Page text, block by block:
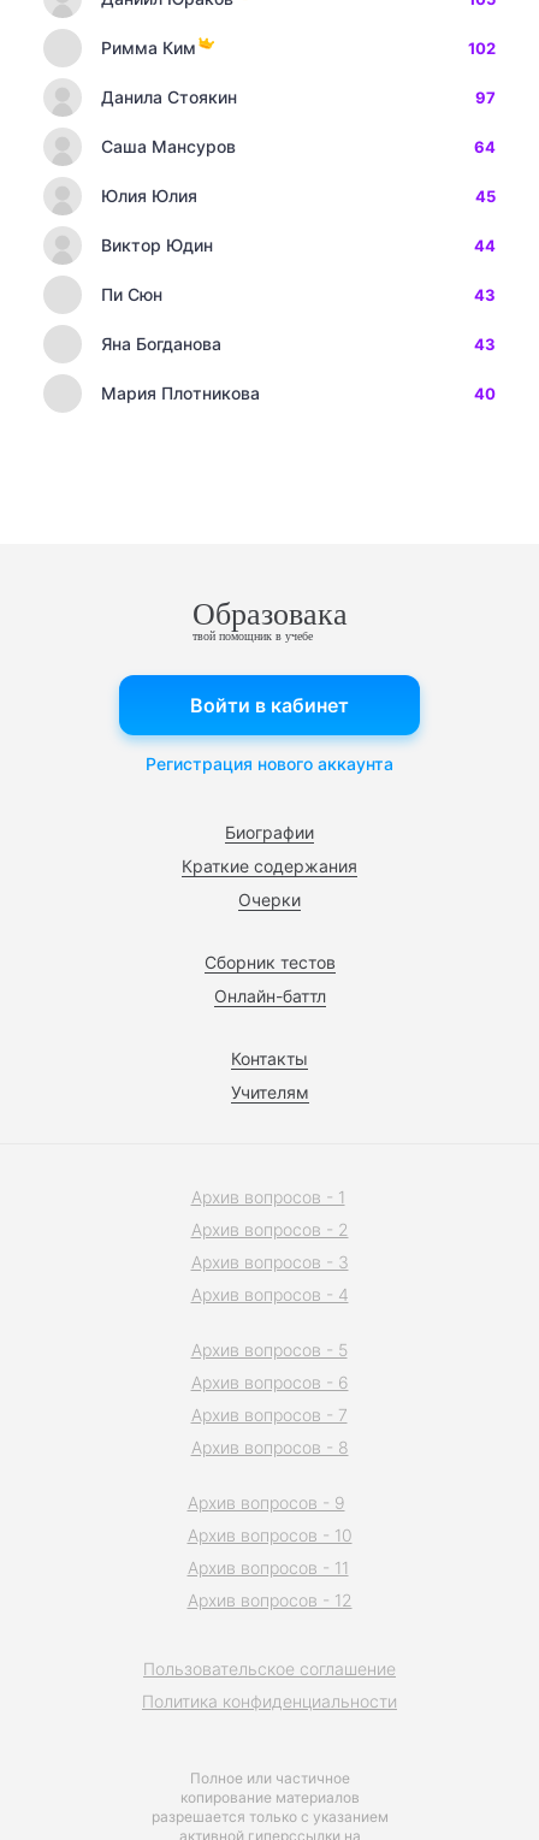
Римма Ким 102
Данила Стоякин 97
Саша Мансуров 64
Юлия Юлия 45
Виктор Юдин 44
Пи Сюн 43
Яна Богданова 43
Мария Плотникова 40
Образовака
твой помощник в учебе
Биографии
Краткие содержания
Очерки
Сборник тестов
Онлайн-баттл
Контакты
Учителям
Войти в кабинет
Регистрация нового аккаунта
Полное или частичное
копирование материалов
разрешается только с указанием
активной гиперссылки на
Пользовательское соглашение
Политика конфиденциальности
Архив вопросов - 1
Архив вопросов - 2
Архив вопросов - 3
Архив вопросов - 4
Архив вопросов - 5
Архив вопросов - 6
Архив вопросов - 7
Архив вопросов - 8
Архив вопросов - 9
Архив вопросов - 10
Архив вопросов - 11
Архив вопросов - 12